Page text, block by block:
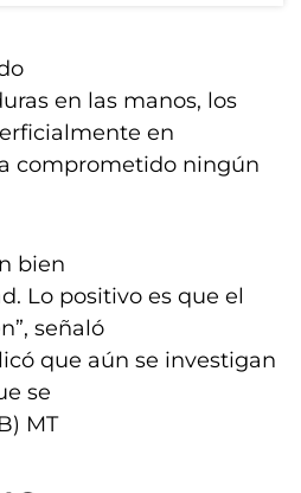
en las manos, los
en
comprometido ningún
bien
Lo positivo es que el
señaló
que aún se investigan
se
MT